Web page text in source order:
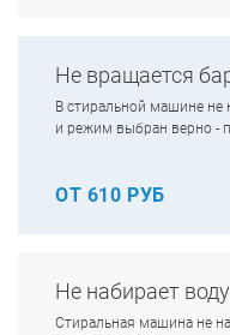
Не вращается
В стиральной машине не
и режим выбран верно -
ОТ 610 РУБ
Не набирает воду
Стиральная машина не